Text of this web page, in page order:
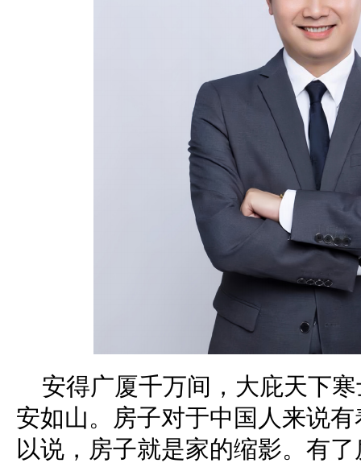
安得广厦千万间，大庇天下
安如山。房子对于中国人来说
以说，房子就是家的缩影。有